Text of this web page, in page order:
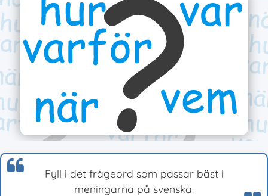
Fyll i det frågeord som passar bäst i
meningarna på svenska.